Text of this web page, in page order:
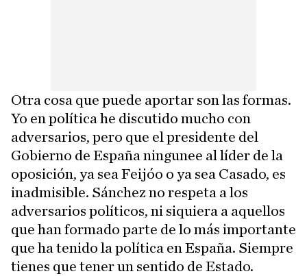
Otra cosa que puede aportar son las formas.
Yo en política he discutido mucho con
adversarios, pero que el presidente del
Gobierno de España ningunee al líder de la
oposición, ya sea Feijóo o ya sea Casado, es
inadmisible. Sánchez no respeta a los
adversarios políticos, ni siquiera a aquellos
que han formado parte de lo más importante
que ha tenido la política en España. Siempre
tienes que tener un sentido de Estado.